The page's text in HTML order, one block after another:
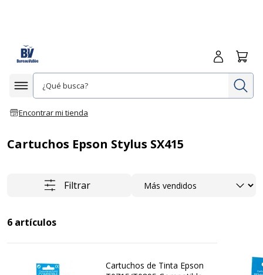
Afficher la navigation
Encontrar mi tienda
Iniciar
Cartuchos Epson Stylus SX415
Filtrar Ordenar
6 artículos
Cartuchos de Tinta Epson